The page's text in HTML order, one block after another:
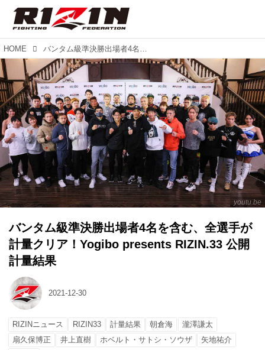
HOME バンタム級準決勝出場者4名を含む、全選手が計量クリア！Yogibo presents RIZIN.33 公開計量結果
youtu.be
バンタム級準決勝出場者4名を含む、全選手が
計量クリア！Yogibo presents RIZIN.33 公開
計量結果
2021-12-30
RIZINニュース RIZIN33 計量結果 朝倉海
瀧澤謙太
扇久保博正
井上直樹 ホベルト・サトシ・ソウザ
矢地祐介